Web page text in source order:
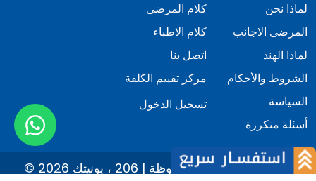
لماذا نحن
المرضى الاجانب
لماذا الهند
الشروط والأحكام
السياسة
أسئلة متكررة
كلام المرضى
كلام الاطباء
اتصل بنا
مركز تقييم الكلفة
تسجيل الدخول
© 2026 كيور انديا. كل الحقوق محفوظة | 206 ، يونيتك